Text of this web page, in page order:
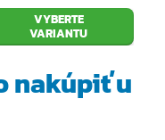
VYBERTE
VARIANTU
nakúpiť u